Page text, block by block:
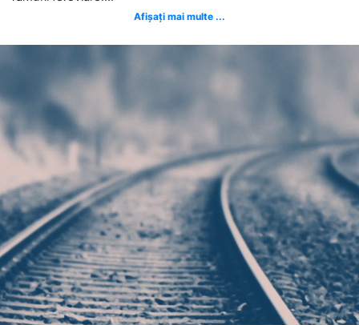
Afișați mai multe ...